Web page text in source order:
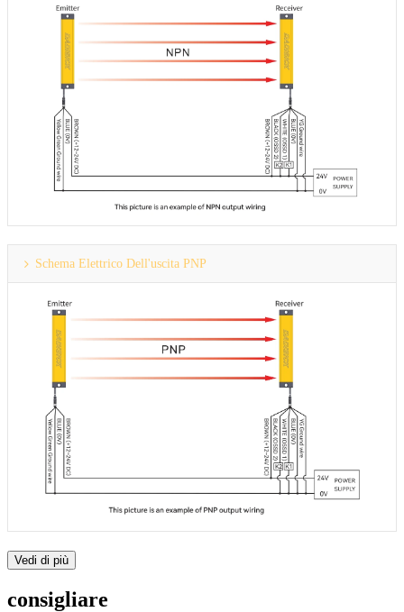
Schema Elettrico Dell'uscita PNP
Vedi di più
consigliare